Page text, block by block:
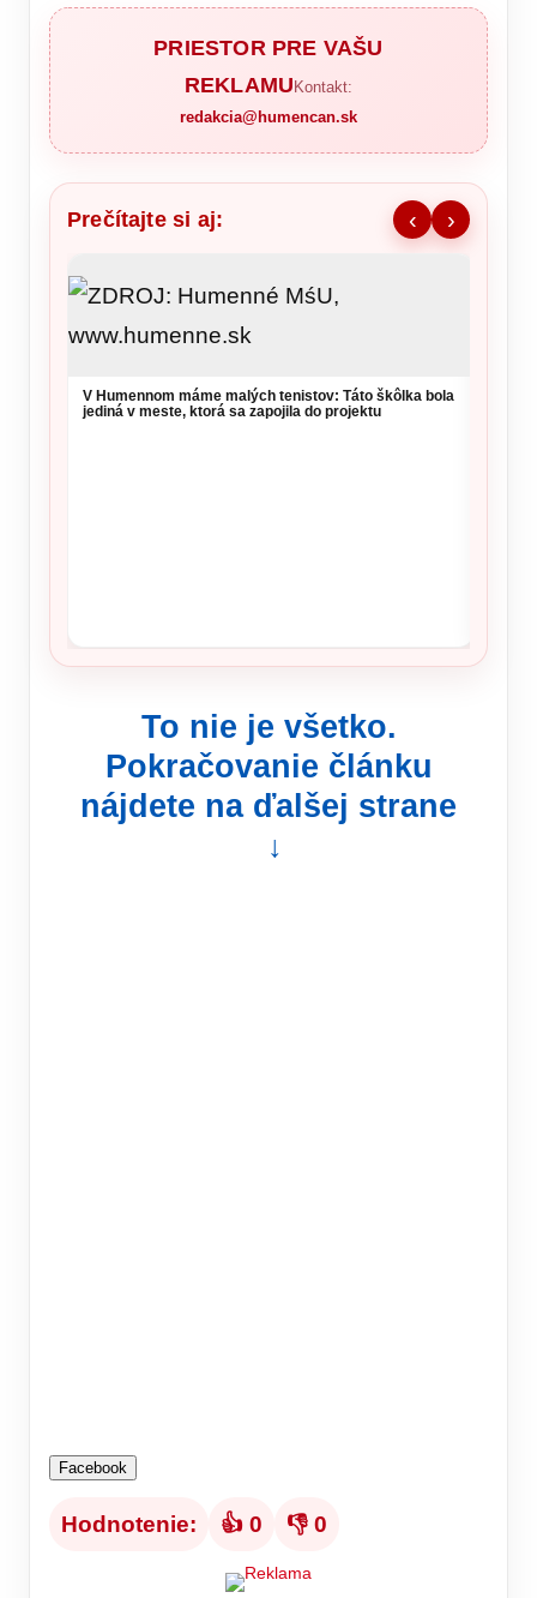
PRIESTOR PRE VAŠU
REKLAMU Kontakt:
redakcia@humencan.sk
Prečítajte si aj: ‹ ›
V Humennom máme malých tenistov: Táto škôlka bola
jediná v meste, ktorá sa zapojila do projektu
To nie je všetko.
Pokračovanie článku
nájdete na ďalšej strane
↓
Facebook
Hodnotenie: 👍 0 👎 0